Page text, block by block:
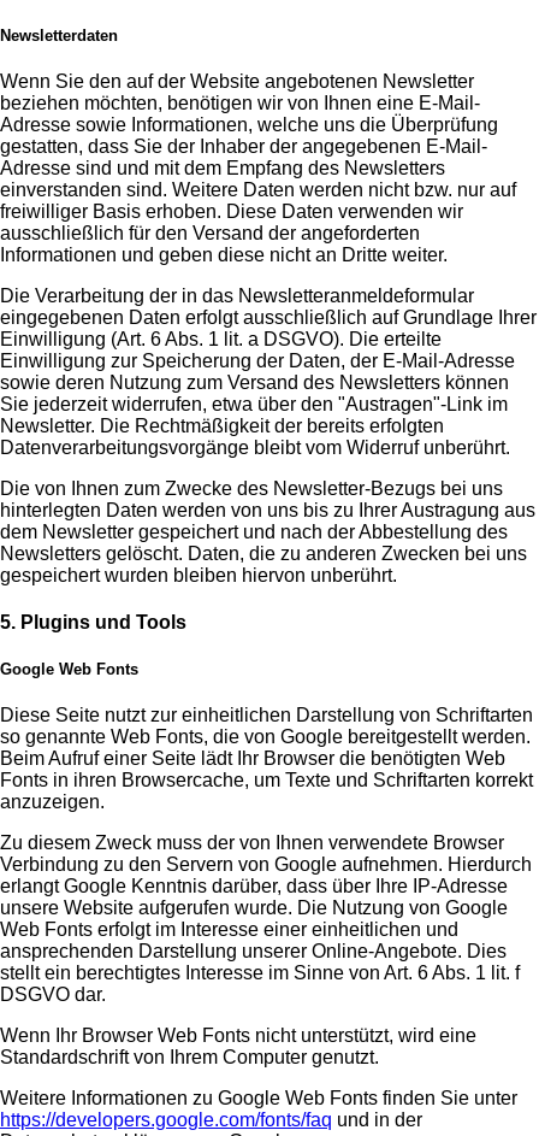
Newsletterdaten
Wenn Sie den auf der Website angebotenen Newsletter
beziehen möchten, benötigen wir von Ihnen eine E-Mail-
Adresse sowie Informationen, welche uns die Überprüfung
gestatten, dass Sie der Inhaber der angegebenen E-Mail-
Adresse sind und mit dem Empfang des Newsletters
einverstanden sind. Weitere Daten werden nicht bzw. nur auf
freiwilliger Basis erhoben. Diese Daten verwenden wir
ausschließlich für den Versand der angeforderten
Informationen und geben diese nicht an Dritte weiter.
Die Verarbeitung der in das Newsletteranmeldeformular
eingegebenen Daten erfolgt ausschließlich auf Grundlage Ihrer
Einwilligung (Art. 6 Abs. 1 lit. a DSGVO). Die erteilte
Einwilligung zur Speicherung der Daten, der E-Mail-Adresse
sowie deren Nutzung zum Versand des Newsletters können
Sie jederzeit widerrufen, etwa über den "Austragen"-Link im
Newsletter. Die Rechtmäßigkeit der bereits erfolgten
Datenverarbeitungsvorgänge bleibt vom Widerruf unberührt.
Die von Ihnen zum Zwecke des Newsletter-Bezugs bei uns
hinterlegten Daten werden von uns bis zu Ihrer Austragung aus
dem Newsletter gespeichert und nach der Abbestellung des
Newsletters gelöscht. Daten, die zu anderen Zwecken bei uns
gespeichert wurden bleiben hiervon unberührt.
5. Plugins und Tools
Google Web Fonts
Diese Seite nutzt zur einheitlichen Darstellung von Schriftarten
so genannte Web Fonts, die von Google bereitgestellt werden.
Beim Aufruf einer Seite lädt Ihr Browser die benötigten Web
Fonts in ihren Browsercache, um Texte und Schriftarten korrekt
anzuzeigen.
Zu diesem Zweck muss der von Ihnen verwendete Browser
Verbindung zu den Servern von Google aufnehmen. Hierdurch
erlangt Google Kenntnis darüber, dass über Ihre IP-Adresse
unsere Website aufgerufen wurde. Die Nutzung von Google
Web Fonts erfolgt im Interesse einer einheitlichen und
ansprechenden Darstellung unserer Online-Angebote. Dies
stellt ein berechtigtes Interesse im Sinne von Art. 6 Abs. 1 lit. f
DSGVO dar.
Wenn Ihr Browser Web Fonts nicht unterstützt, wird eine
Standardschrift von Ihrem Computer genutzt.
Weitere Informationen zu Google Web Fonts finden Sie unter
https://developers.google.com/fonts/faq und in der